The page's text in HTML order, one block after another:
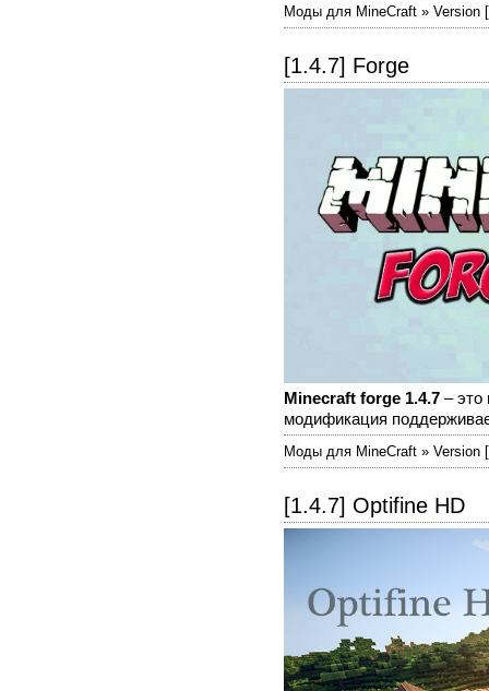
Моды для MineCraft » Version
[1.4.7] Forge
Minecraft forge 1.4.7 – это
модификация
Моды для MineCraft » Version
[1.4.7] Optifine HD